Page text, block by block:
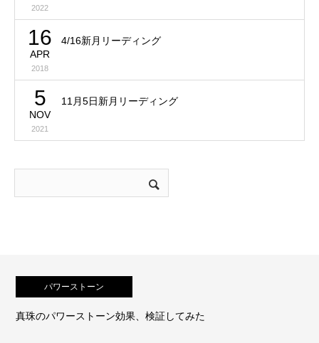
2022
16
APR
2018
4/16新月リーディング
5
NOV
2021
11月5日新月リーディング
みた 持つと運が開ける石